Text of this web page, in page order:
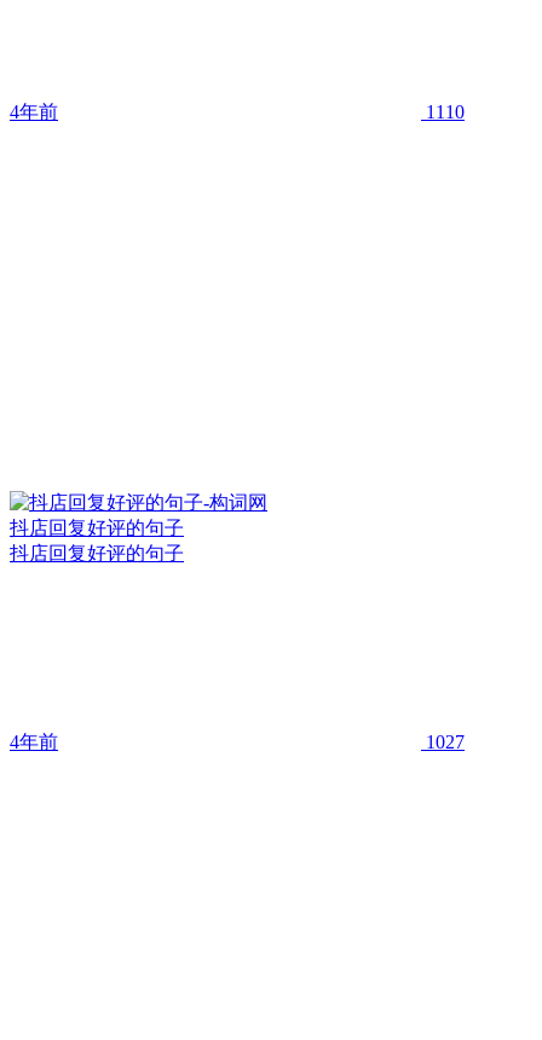
4年前 1110
抖店回复好评的句子
抖店回复好评的句子
4年前 1027